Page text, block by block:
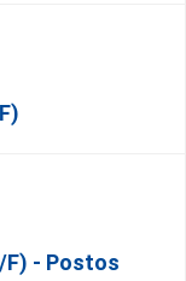
F) - Postos